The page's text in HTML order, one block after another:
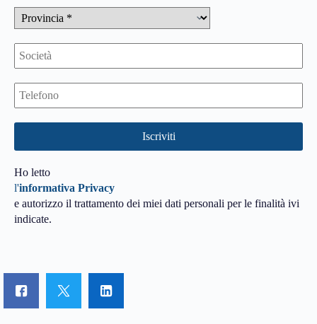
Ho letto
l'informativa Privacy
e autorizzo il trattamento dei miei dati personali per le finalità ivi
indicate.